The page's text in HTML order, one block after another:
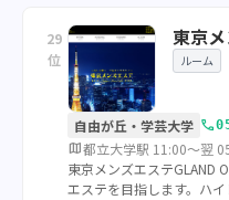
29
位
東京
ルーム
自由が丘・学芸大学 call
map都立大学駅 11:00～翌
東京メンズエステGLAND
エステを目指します。ハイ